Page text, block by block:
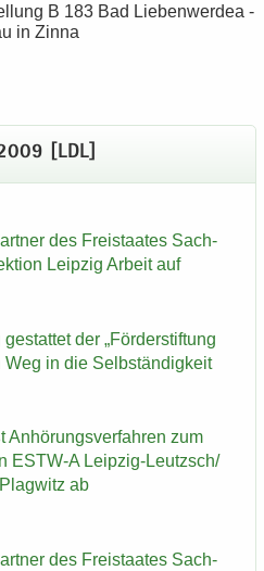
B 183 Bad Lie­ben­wer­dea -
in Zinna
[LDL]
des Frei­staa­tes Sach­
Leip­zig Ar­beit auf
der „För­der­stif­tung
Weg in die Selb­stän­dig­keit
An­hö­rungs­ver­fah­ren zum
ESTW-​A Leipzig-​Leutzsch/
ab
des Frei­staa­tes Sach­